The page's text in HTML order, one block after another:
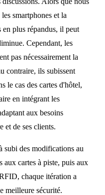
aux
smartphones et la
plus répandus, il peut
Cependant, les
pas nécessairement la
contraire, ils subissent
le cas des cartes d'hôtel,
en intégrant les
aux besoins
et de ses clients.
subi des modifications au
aux cartes à piste, puis aux
chaque itération a
meilleure sécurité.